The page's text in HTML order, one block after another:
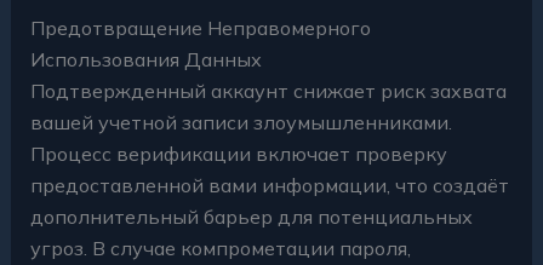
Предотвращение Неправомерного
Использования Данных
Подтвержденный аккаунт снижает риск захвата
вашей учетной записи злоумышленниками.
Процесс верификации включает проверку
предоставленной вами информации, что создаёт
дополнительный барьер для потенциальных
угроз. В случае компрометации пароля,